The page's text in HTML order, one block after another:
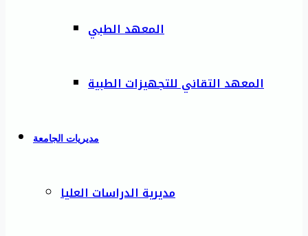
المعهد الطبي
المعهد التقاني للتجهيزات الطبية
مديريات الجامعة
مديرية الدراسات العليا